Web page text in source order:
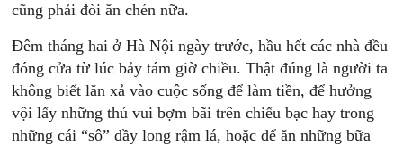
cũng phải đòi ăn chén nữa.
Đêm tháng hai ở Hà Nội ngày trước, hầu hết các nhà đều
đóng cửa từ lúc bảy tám giờ chiều. Thật đúng là người ta
không biết lăn xả vào cuộc sống để làm tiền, để hưởng
vội lấy những thú vui bợm bãi trên chiếu bạc hay trong
những cái “sô” đầy long rậm lá, hoặc để ăn những bữa